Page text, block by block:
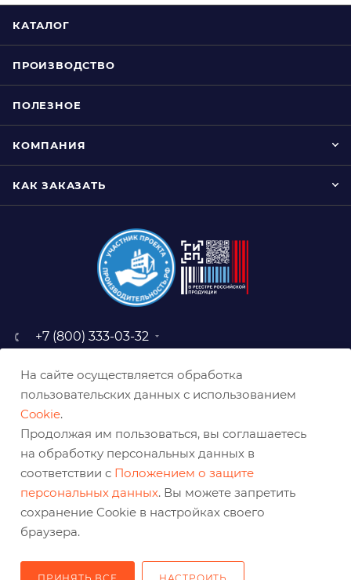
КАТАЛОГ
ПРОИЗВОДСТВО
ПОЛЕЗНОЕ
КОМПАНИЯ
КАК ЗАКАЗАТЬ
+7 (800) 333-03-32
baz@belabraziv.ru
308009, Россия, г. Белгород,
На сайте осуществляется обработка
пользовательских данных с использованием
Cookie.
Продолжая им пользоваться, вы соглашаетесь
на обработку персональных данных в
соответствии с Положением о защите
персональных данных. Вы можете запретить
сохранение Cookie в настройках своего
браузера.